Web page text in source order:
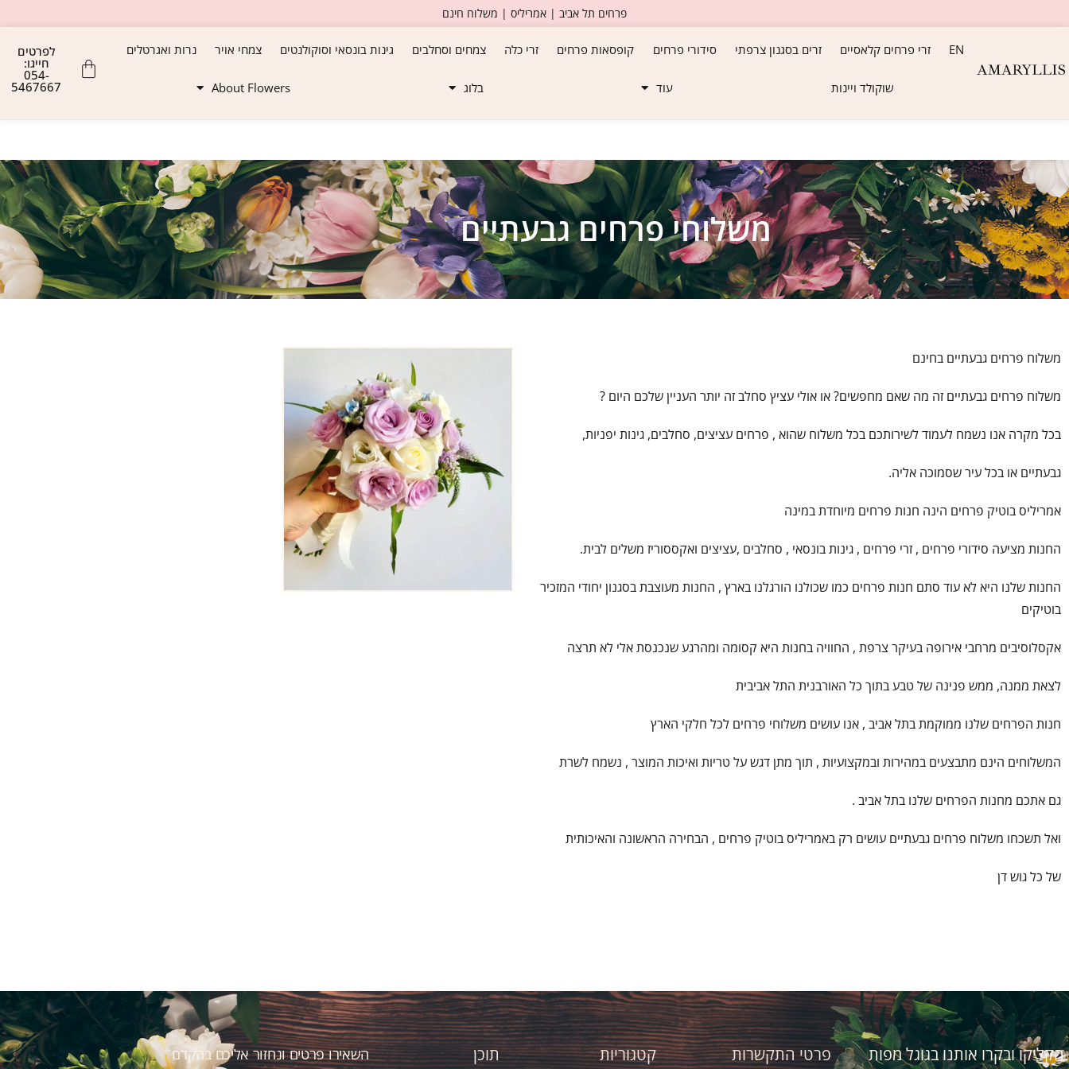
פרחים תל אביב | אמריליס | משלוח חינם
EN זרי פרחים קלאסיים זרים בסגנון צרפתי סידורי פרחים קופסאות פרחים זרי כלה צמחים וסחלבים גינות בונסאי וסוקולנטים צמחי אויר נרות ואגרטלים
שוקולד ויינות עוד בלוג About Flowers
לפרטים
חייגו:
054-
5467667
משלוחי פרחים גבעתיים
משלוח פרחים גבעתיים בחינם
משלוח פרחים גבעתיים זה מה שאם מחפשים? או אולי עציץ סחלב זה יותר העניין שלכם היום ?
בכל מקרה אנו נשמח לעמוד לשירותכם בכל משלוח שהוא , פרחים עציצים, סחלבים, גינות יפניות,
גבעתיים או בכל עיר שסמוכה אליה.
אמריליס בוטיק פרחים הינה חנות פרחים מיוחדת במינה
החנות מציעה סידורי פרחים , זרי פרחים , גינות בונסאי , סחלבים ,עציצים ואקססוריז משלים לבית.
החנות שלנו היא לא עוד סתם חנות פרחים כמו שכולנו הורגלנו בארץ , החנות מעוצבת בסגנון יחודי המזכיר
בוטיקים
אקסלוסיבים מרחבי אירופה בעיקר צרפת , החוויה בחנות היא קסומה ומהרגע שנכנסת אלי לא תרצה
לצאת ממנה, ממש פנינה של טבע בתוך כל האורבנית התל אביבית
חנות הפרחים שלנו ממוקמת בתל אביב , אנו עושים משלוחי פרחים לכל חלקי הארץ
המשלוחים הינם מתבצעים במהירות ובמקצועיות , תוך מתן דגש על טריות ואיכות המוצר , נשמח לשרת
גם אתכם מחנות הפרחים שלנו בתל אביב .
ואל תשכחו משלוח פרחים גבעתיים עושים רק באמריליס בוטיק פרחים , הבחירה הראשונה והאיכותית
של כל גוש דן
הקליקו ובקרו אותנו בגוגל מפות פרטי התקשרות קטגוריות תוכן השאירו פרטים ונחזור אליכם בהקדם